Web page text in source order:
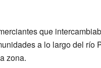
que
a lo largo del río
zona.